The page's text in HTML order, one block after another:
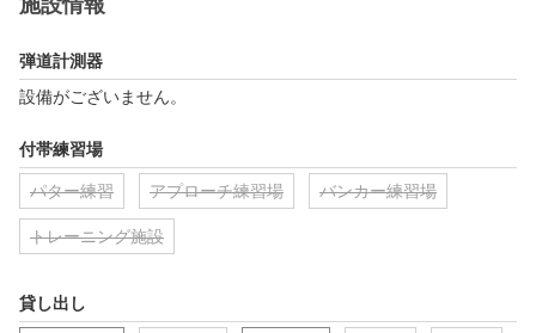
施設情報
弾道計測器
設備がございません。
付帯練習場
パター練習 アプローチ練習場 バンカー練習場
トレーニング施設
貸し出し